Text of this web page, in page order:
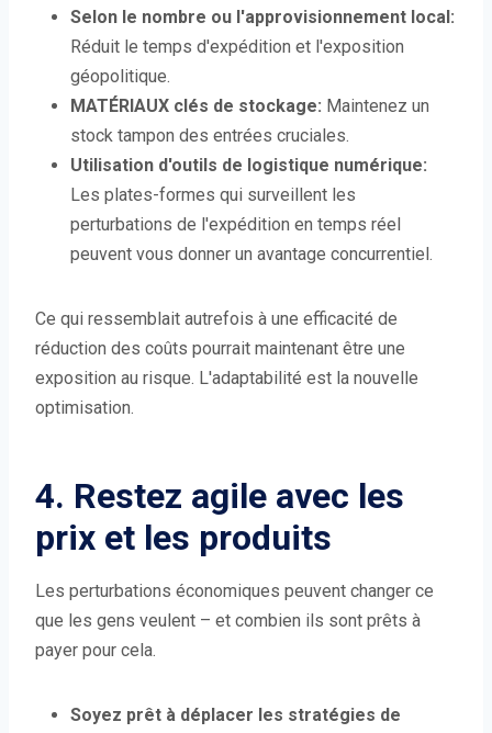
Selon le nombre ou l'approvisionnement local:
Réduit le temps d'expédition et l'exposition
géopolitique.
MATÉRIAUX clés de stockage: Maintenez un
stock tampon des entrées cruciales.
Utilisation d'outils de logistique numérique:
Les plates-formes qui surveillent les
perturbations de l'expédition en temps réel
peuvent vous donner un avantage concurrentiel.
Ce qui ressemblait autrefois à une efficacité de
réduction des coûts pourrait maintenant être une
exposition au risque. L'adaptabilité est la nouvelle
optimisation.
4. Restez agile avec les
prix et les produits
Les perturbations économiques peuvent changer ce
que les gens veulent – et combien ils sont prêts à
payer pour cela.
Soyez prêt à déplacer les stratégies de